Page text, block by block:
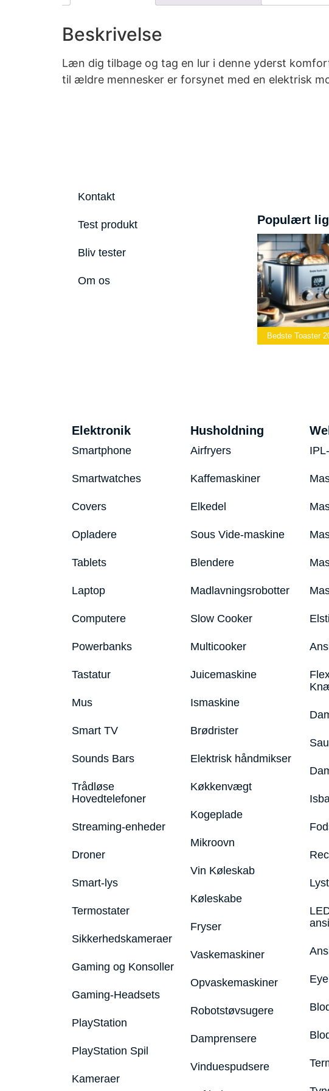
Beskrivelse
Læn dig tilbage og tag en lur i denne yderst
til ældre mennesker er forsynet med en elektrisk
Kontakt
Test produkt
Bliv tester
Om os
Populært
Bedste Toaster 2026
Elektronik
Smartphone
Smartwatches
Covers
Opladere
Tablets
Laptop
Computere
Powerbanks
Tastatur
Mus
Smart TV
Sounds Bars
Trådløse
Hovedtelefoner
Streaming-enheder
Droner
Smart-lys
Termostater
Sikkerhedskameraer
Gaming og Konsoller
Gaming-Headsets
PlayStation
PlayStation Spil
Kameraer
Husholdning
Airfryers
Kaffemaskiner
Elkedel
Sous Vide-maskine
Blendere
Madlavningsrobotter
Slow Cooker
Multicooker
Juicemaskine
Ismaskine
Brødrister
Elektrisk håndmikser
Køkkenvægt
Kogeplade
Mikroovn
Vin Køleskab
Køleskabe
Fryser
Vaskemaskiner
Opvaskemaskiner
Robotstøvsugere
Damprensere
Vinduespudsere